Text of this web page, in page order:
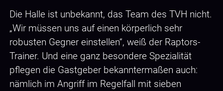
Die Halle ist unbekannt, das Team des TVH nicht.
„Wir müssen uns auf einen körperlich sehr
robusten Gegner einstellen“, weiß der Raptors-
Trainer. Und eine ganz besondere Spezialität
pflegen die Gastgeber bekanntermaßen auch:
nämlich im Angriff im Regelfall mit sieben